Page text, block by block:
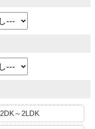
2DK～2LDK